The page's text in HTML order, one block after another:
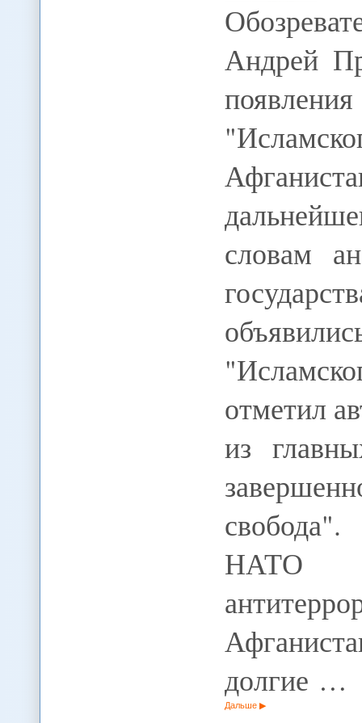
Андрей
словам
отметил
из
долгие …
Дальше